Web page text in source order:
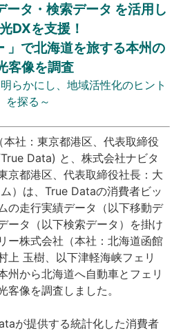
ータ・検索データ を活用し
DXを支援！
」で北海道を旅する本州の
客像を調査
らかにし、地域活性化のヒント
を探る～
社：東京都港区、代表取締役
Data) と、株式会社ナビタ
京都港区、代表取締役社長：大
）は、True Dataの消費者ビッ
の走行実績データ（以下移動デ
ータ（以下検索データ）を掛け
ー株式会社（本社：北海道函館
上 玉樹、以下津軽海峡フェリ
州から北海道へ自動車とフェリ
客像を調査しました。
が提供する統計化した消費者